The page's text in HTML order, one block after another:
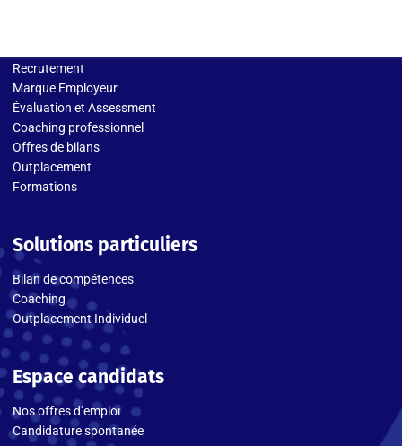
Recrutement
Marque Employeur
Évaluation et Assessment
Coaching professionnel
Offres de bilans
Outplacement
Formations
Solutions particuliers
Bilan de compétences
Coaching
Outplacement Individuel
Espace candidats
Nos offres d’emploi
Candidature spontanée